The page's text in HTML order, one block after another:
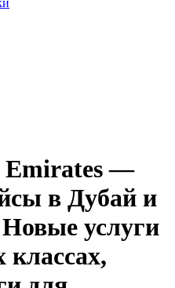
Emirates —
в Дубай и
услуги